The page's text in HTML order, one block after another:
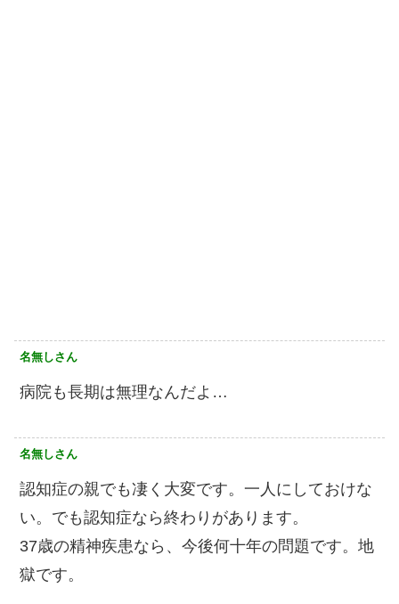
名無しさん
病院も長期は無理なんだよ…
名無しさん
認知症の親でも凄く大変です。一人にしておけな
い。でも認知症なら終わりがあります。
37歳の精神疾患なら、今後何十年の問題です。地
獄です。